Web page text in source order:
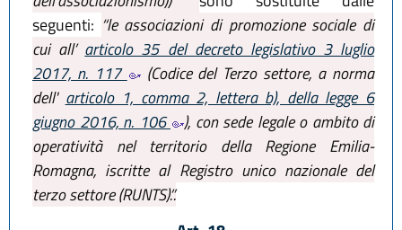
seguenti: “le associazioni di promozione sociale di
cui all’ articolo 35 del decreto legislativo 3 luglio
2017, n. 117
(Codice del Terzo settore, a norma
dell' articolo 1, comma 2, lettera b), della legge 6
giugno 2016, n. 106
), con sede legale o ambito di
operatività nel territorio della Regione Emilia-
Romagna, iscritte al Registro unico nazionale del
terzo settore (RUNTS).”.